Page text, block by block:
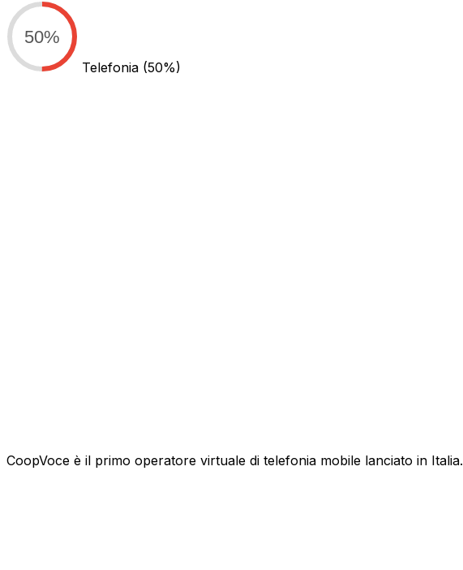
50%
Telefonia (50%)
CoopVoce è il primo operatore virtuale di telefonia mobile lanciato in Italia.